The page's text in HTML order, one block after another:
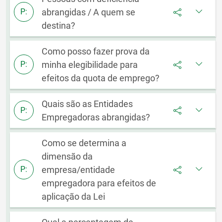
P:
abrangidas / A quem se
destina?
P:
Como posso fazer prova da
minha elegibilidade para
efeitos da quota de emprego?
P:
Quais são as Entidades
Empregadoras abrangidas?
P:
Como se determina a
dimensão da
empresa/entidade
empregadora para efeitos de
aplicação da Lei